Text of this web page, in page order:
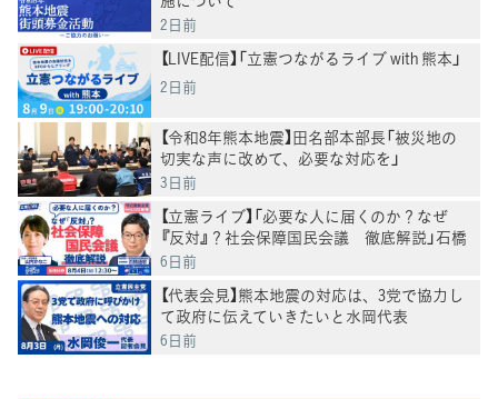
2日前
【LIVE配信】「立憲つながるライブ with 熊本」
2日前
【令和8年熊本地震】田名部本部長「被災地の
切実な声に改めて、必要な対応を」
3日前
【立憲ライブ】「必要な人に届くのか？なぜ
『反対』？社会保障国民会議 徹底解説」石橋
通宏×山内かなこ
6日前
【代表会見】熊本地震の対応は、3党で協力し
て政府に伝えていきたいと水岡代表
6日前